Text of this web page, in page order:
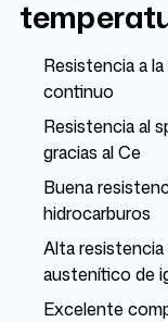
Resistencia a
continuo
Resistencia al
gracias al Ce
Buena
hidrocarburos
Alta resistencia
austenítico de
Excelente